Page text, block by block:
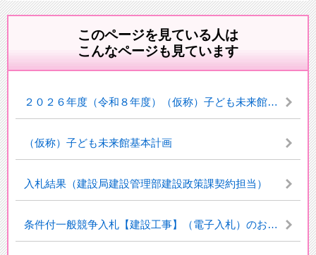
このページを見ている人は
こんなページも見ています
２０２６年度（令和８年度）（仮称）子ども未来館機運醸成イベント企画運営業務に係る公募型プロポーザルについて
（仮称）子ども未来館基本計画
入札結果（建設局建設管理部建設政策課契約担当）
条件付一般競争入札【建設工事】（電子入札）のお知らせ